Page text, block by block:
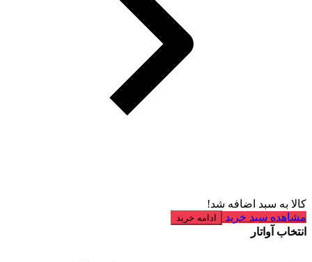
کالا به سبد اضافه شد!
مشاهده سبد خرید
ادامه خرید
انتخاب آواتار